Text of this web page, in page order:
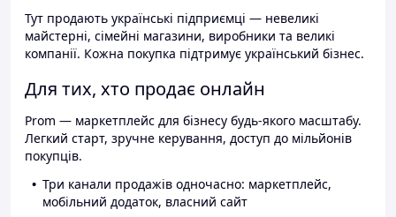
Тут продають українські підприємці — невеликі
майстерні, сімейні магазини, виробники та великі
компанії. Кожна покупка підтримує український бізнес.
Для тих, хто продає онлайн
Prom — маркетплейс для бізнесу будь-якого масштабу.
Легкий старт, зручне керування, доступ до мільйонів
покупців.
Три канали продажів одночасно: маркетплейс,
мобільний додаток, власний сайт